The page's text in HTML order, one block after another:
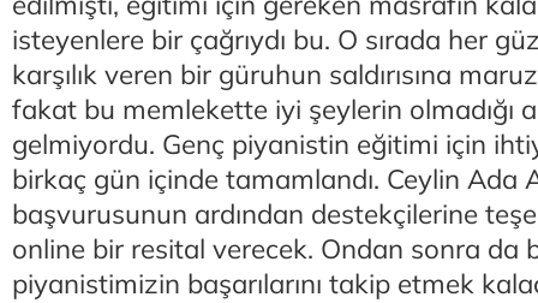
isteyenlere bir çağrıydı bu. O sırada her
karşılık veren bir güruhun saldırısına
fakat bu memlekette iyi şeylerin olmadığı
gelmiyordu. Genç piyanistin eğitimi için
birkaç gün içinde tamamlandı. Ceylin Ada
başvurusunun ardından destekçilerine
online bir resital verecek. Ondan sonra da
piyanistimizin başarılarını takip etmek